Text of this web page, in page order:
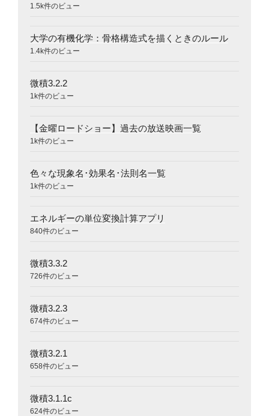
1.5k件のビュー
大学の有機化学：骨格構造式を描くときのルール
1.4k件のビュー
微積3.2.2
1k件のビュー
【金曜ロードショー】過去の放送映画一覧
1k件のビュー
色々な現象名･効果名･法則名一覧
1k件のビュー
エネルギーの単位変換計算アプリ
840件のビュー
微積3.3.2
726件のビュー
微積3.2.3
674件のビュー
微積3.2.1
658件のビュー
微積3.1.1c
624件のビュー